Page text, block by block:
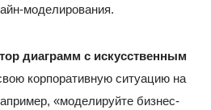
моделирования.
диаграмм с искусственным
корпоративную ситуацию на
«моделируйте бизнес-